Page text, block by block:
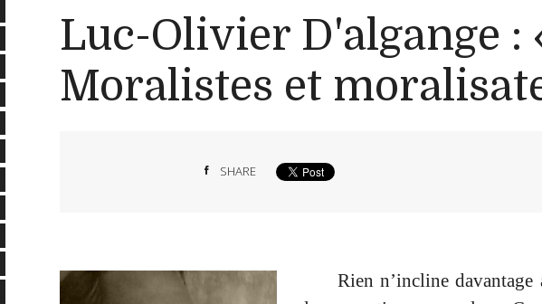
Luc-Olivier D'algange :
Moralistes et
SHARE
Rien n’incline davantage